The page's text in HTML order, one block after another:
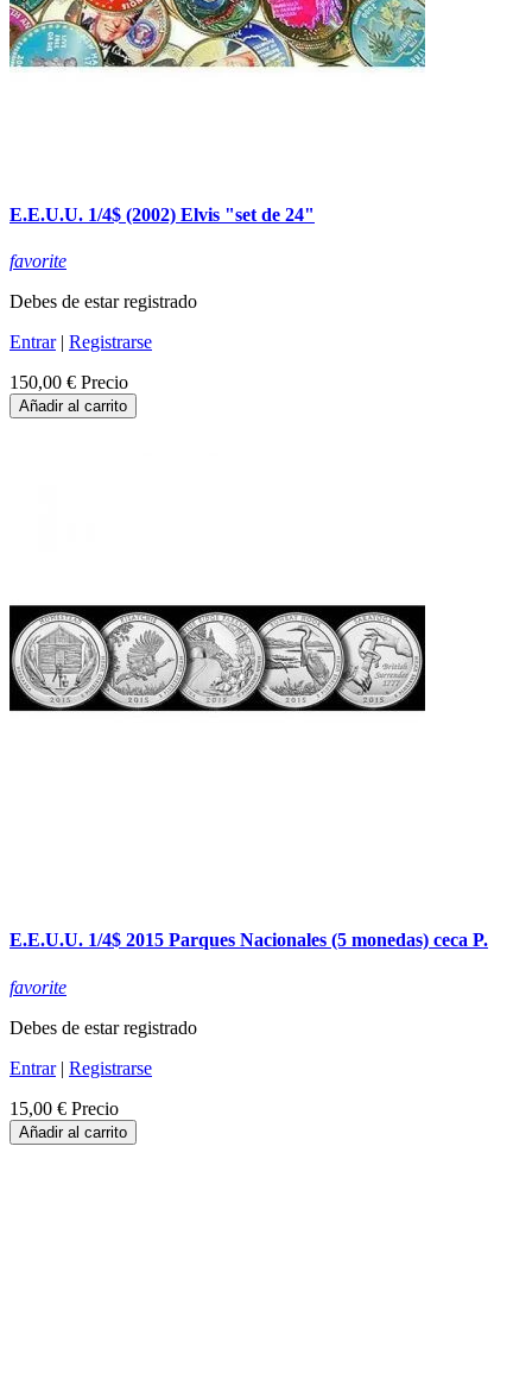
E.E.U.U. 1/4$ (2002) Elvis "set de 24"
favorite
Debes de estar registrado
Entrar| Registrarse
150,00 € Precio
Añadir al carrito
E.E.U.U. 1/4$ 2015 Parques Nacionales (5 monedas) ceca P.
favorite
Debes de estar registrado
Entrar| Registrarse
15,00 € Precio
Añadir al carrito